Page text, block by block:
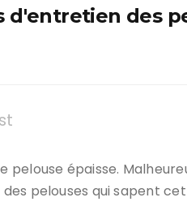
d'entretien des
épaisse.
pelouses qui sapent